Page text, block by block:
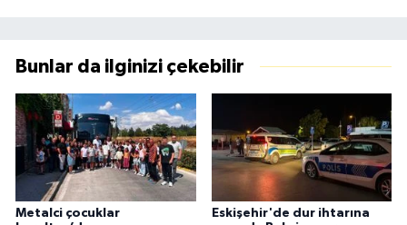
Bunlar da ilginizi çekebilir
Metalci çocuklar
Eskişehir'de dur ihtarına